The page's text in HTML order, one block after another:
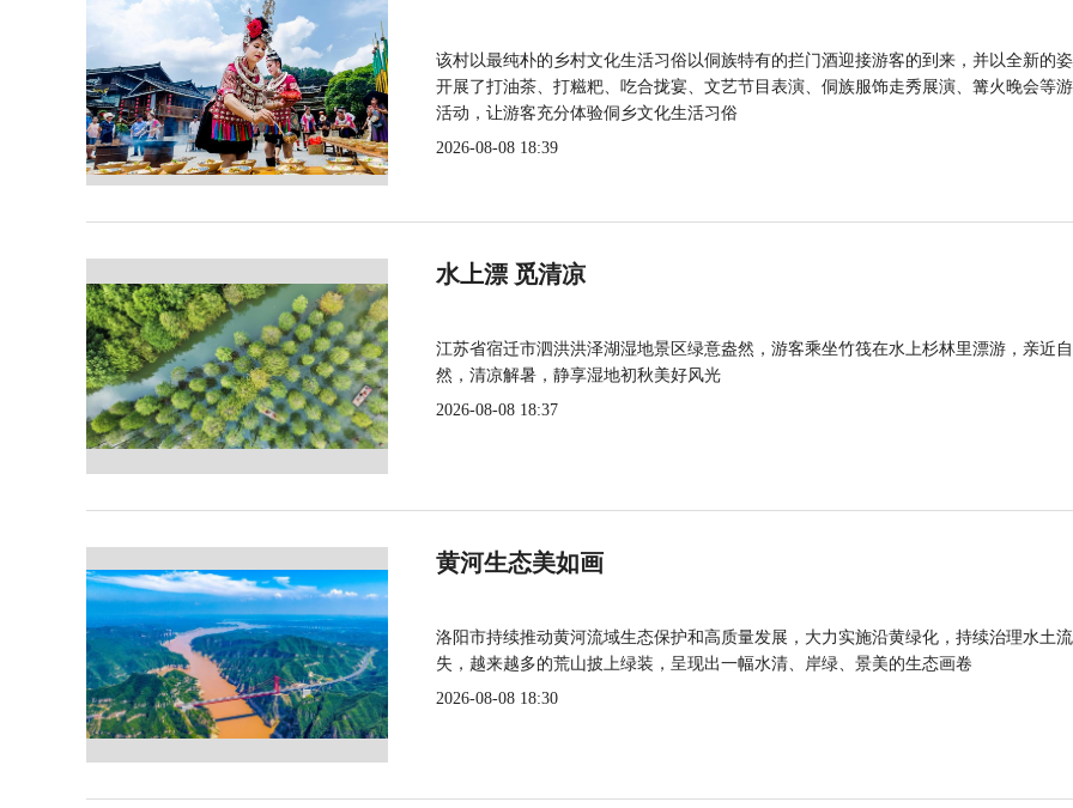
该村以最纯朴的乡村文化生活习俗以侗族特有的拦门酒迎接游客的到来，并以全新的
开展了打油茶、打糍粑、吃合拢宴、文艺节目表演、侗族服饰走秀展演、篝火晚会等
活动，让游客充分体验侗乡文化生活习俗
2026-08-08 18:39
水上漂 觅清凉
江苏省宿迁市泗洪洪泽湖湿地景区绿意盎然，游客乘坐竹筏在水上杉林里漂游，亲近自
然，清凉解暑，静享湿地初秋美好风光
2026-08-08 18:37
黄河生态美如画
洛阳市持续推动黄河流域生态保护和高质量发展，大力实施沿黄绿化，持续治理水土流
失，越来越多的荒山披上绿装，呈现出一幅水清、岸绿、景美的生态画卷
2026-08-08 18:30